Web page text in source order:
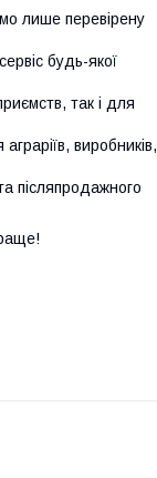
лише перевірену
будь-якої
так і для
виробників,
післяпродажного